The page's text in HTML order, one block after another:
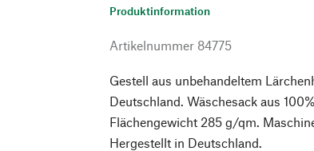
Produktinformation
Artikelnummer 84775
Gestell aus unbehandeltem
Deutschland. Wäschesack aus
Flächengewicht 285 g/qm.
Hergestellt in Deutschland.